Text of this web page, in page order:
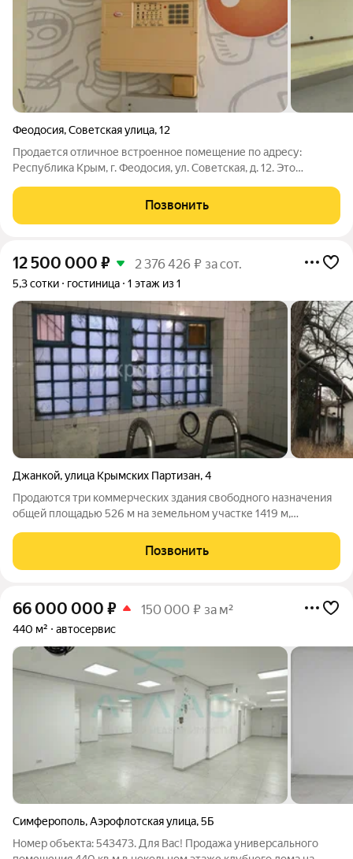
Феодосия,Советская улица,12
Продается отличное встроенное помещение по адресу:
Республика Крым, г. Феодосия, ул. Советская, д. 12. Это
торговой площади, благодаря своей удачной локации и
высокому пешеходному трафику.
Позвонить
12 500 000 ₽ 2 376 426 ₽ за сот.
5,3 сотки гостиница 1 этаж из 1
Джанкой,улица Крымских Партизан,4
Продаются три коммерческих здания свободного назначения
общей площадью 526 м на земельном участке 1419 м,
Партизан, 4. Одно из основных преимуществ данного объекта -
наличие действующей сауны,
Позвонить
66 000 000 ₽ 150 000 ₽ за м²
440 м² автосервис
Симферополь,Аэрофлотская улица,5Б
Номер объекта: 543473. Для Вас! Продажа универсального